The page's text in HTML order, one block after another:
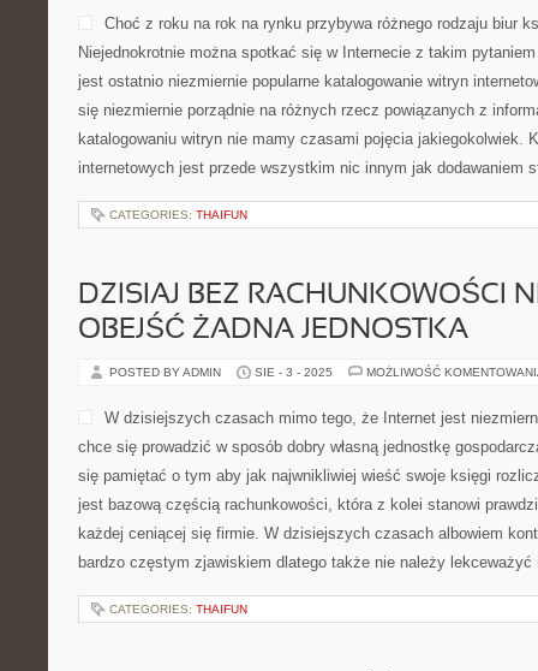
Choć z roku na rok na rynku przybywa różnego rodzaju biur
Niejednokrotnie można spotkać się w Internecie z takim
jest ostatnio niezmiernie popularne katalogowanie witryn
się niezmiernie porządnie na różnych rzecz powiązanych z
katalogowaniu witryn nie mamy czasami pojęcia jakiegokolwiek.
internetowych jest przede wszystkim nic innym jak dodawaniem
CATEGORIES: THAIFUN
DZISIAJ BEZ RACHUNKOWOŚCI
OBEJŚĆ ŻADNA JEDNOSTKA
POSTED BY ADMIN SIE - 3 - 2025 MOŻLIWOŚĆ
W dzisiejszych czasach mimo tego, że Internet jest
chce się prowadzić w sposób dobry własną jednostkę
się pamiętać o tym aby jak najwnikliwiej wieść swoje księgi
jest bazową częścią rachunkowości, która z kolei stanowi
każdej ceniącej się firmie. W dzisiejszych czasach albowiem
bardzo częstym zjawiskiem dlatego także nie należy
CATEGORIES: THAIFUN